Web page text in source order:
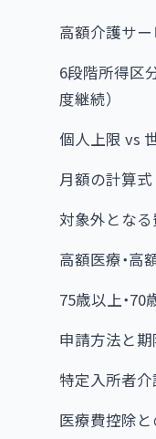
高額介護サー
6段階所得区
度継続）
個人上限 vs
月額の計算式
対象外となる
高額医療・高
75歳以上・70
申請方法と期
特定入所者
医療費控除と